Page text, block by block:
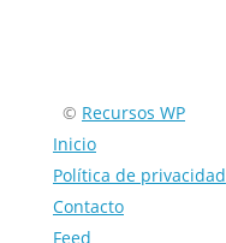
Encuéntranos en:
© Recursos WP
Inicio
Política de privacidad
Contacto
Feed